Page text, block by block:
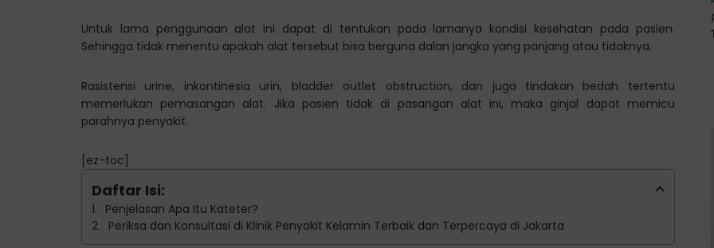
Untuk lama penggunaan alat ini dapat di tentukan pada lamanya kondisi kesehatan pada pasien.
Sehingga tidak menentu apakah alat tersebut bisa berguna dalan jangka yang panjang atau tidaknya.
Rasistensi urine, inkontinesia urin, bladder outlet obstruction, dan juga tindakan bedah tertentu
memerlukan pemasangan alat. Jika pasien tidak di pasangan alat ini, maka ginjal dapat memicu
parahnya penyakit.
[ez-toc]
Daftar Isi:
Penjelasan Apa Itu Kateter?
Periksa dan Konsultasi di Klinik Penyakit Kelamin Terbaik dan Terpercaya di Jakarta